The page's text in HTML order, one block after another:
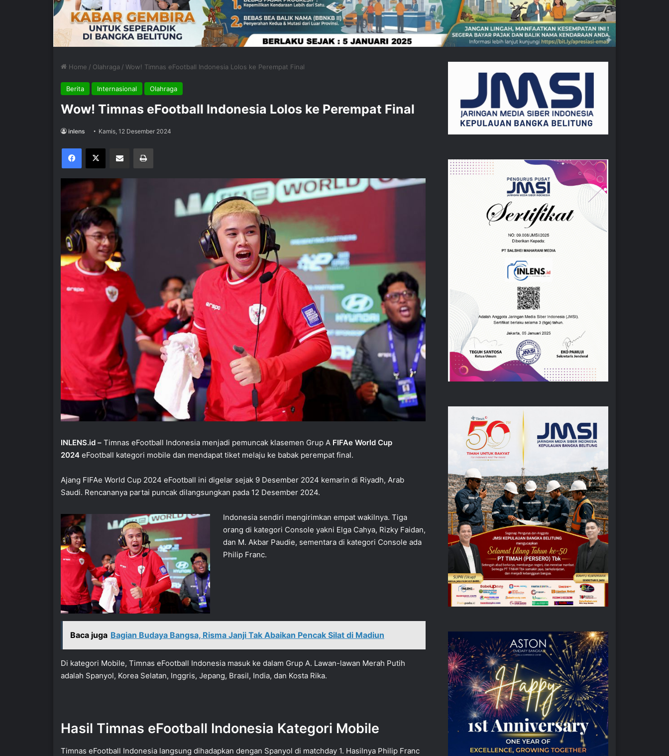
Home / Olahraga / Wow! Timnas eFootball Indonesia Lolos ke Perempat Final
Berita Internasional Olahraga
Wow! Timnas eFootball Indonesia Lolos ke Perempat Final
inlens Kamis, 12 Desember 2024
Facebook
X Share via Email Print
INLENS.id – Timnas eFootball Indonesia menjadi pemuncak klasemen Grup A FIFAe World Cup
2024 eFootball kategori mobile dan mendapat tiket melaju ke babak perempat final.
Ajang FIFAe World Cup 2024 eFootball ini digelar sejak 9 Desember 2024 kemarin di Riyadh, Arab
Saudi. Rencananya partai puncak dilangsungkan pada 12 Desember 2024.
Indonesia sendiri mengirimkan empat wakilnya. Tiga
orang di kategori Console yakni Elga Cahya, Rizky Faidan,
dan M. Akbar Paudie, sementara di kategori Console ada
Philip Franc.
Baca juga Bagian Budaya Bangsa, Risma Janji Tak Abaikan Pencak Silat di Madiun
Di kategori Mobile, Timnas eFootball Indonesia masuk ke dalam Grup A. Lawan-lawan Merah Putih
adalah Spanyol, Korea Selatan, Inggris, Jepang, Brasil, India, dan Kosta Rika.
Hasil Timnas eFootball Indonesia Kategori Mobile
Timnas eFootball Indonesia langsung dihadapkan dengan Spanyol di matchday 1. Hasilnya Philip Franc